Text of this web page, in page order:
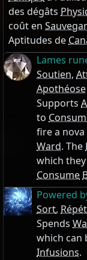
des dégâts
coût en
Aptitudes de
Lames
Soutien,
Apothéose
Supports
to
fire a
Ward. The
which
Consume
Powered
Sort,
Spends
which can
Infusions.